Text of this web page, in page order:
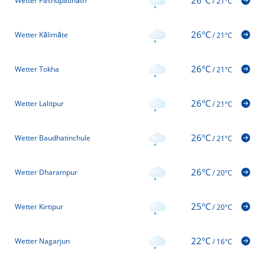
Wetter Kālimāte 26°C/21°C
Wetter Tokha 26°C/21°C
Wetter Lalitpur 26°C/21°C
Wetter Baudhatinchule 26°C/21°C
Wetter Dharampur 26°C/20°C
Wetter Kirtipur 25°C/20°C
Wetter Nagarjun 22°C/16°C